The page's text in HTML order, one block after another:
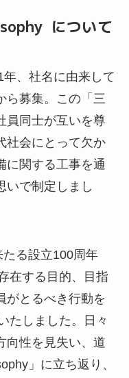
について
、社名に由来して
ら募集。この「三
員同士が互いを尊
社会にとって欠か
に関する工事を通
いで制定しまし
たる設立100周年
在する目的、目指
がとるべき行動を
たしました。日々
向性を見失い、道
」に立ち返り、